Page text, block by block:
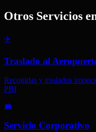
Otros Servicios
✈️
Traslado al
Recogidas y traslados
PBI
💼
Servicio Corporativo